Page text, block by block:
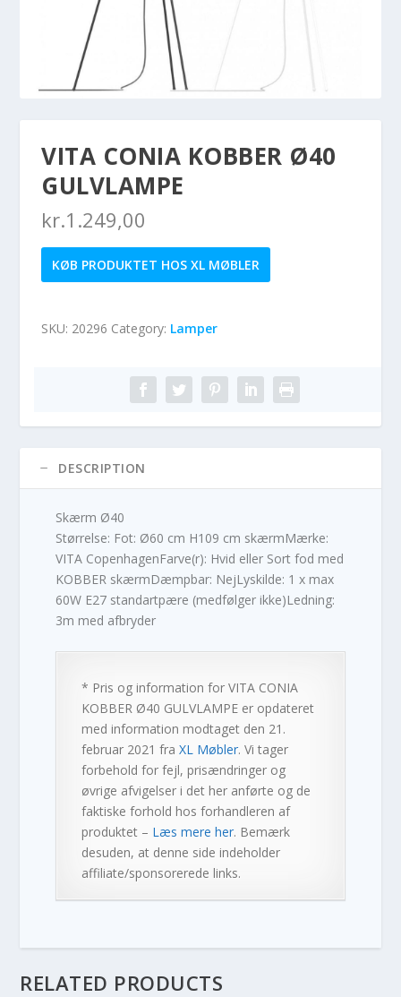
VITA CONIA KOBBER Ø40
GULVLAMPE
kr.1.249,00
KØB PRODUKTET HOS XL MØBLER
SKU: 20296 Category: Lamper
DESCRIPTION
Skærm Ø40
Størrelse: Fot: Ø60 cm H109 cm skærmMærke:
VITA CopenhagenFarve(r): Hvid eller Sort fod med
KOBBER skærmDæmpbar: NejLyskilde: 1 x max
60W E27 standartpære (medfølger ikke)Ledning:
3m med afbryder
* Pris og information forVITA CONIA
KOBBER Ø40 GULVLAMPE er opdateret
med information modtaget den 21.
februar 2021 fraXL Møbler. Vi tager
forbehold for fejl, prisændringer og
øvrige afvigelser i det her anførte og de
faktiske forhold hos forhandleren af
produktet – Læs mere her. Bemærk
desuden, at denne side indeholder
affiliate/sponsorerede links.
RELATED PRODUCTS